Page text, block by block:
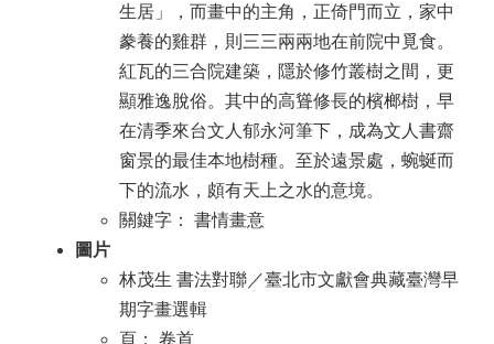
生居」，而畫中的主角，正倚門而立，家中
豢養的雞群，則三三兩兩地在前院中覓食。
紅瓦的三合院建築，隱於修竹叢樹之間，更
顯雅逸脫俗。其中的高聳修長的檳榔樹，早
在清季來台文人郁永河筆下，成為文人書齋
窗景的最佳本地樹種。至於遠景處，蜿蜒而
下的流水，頗有天上之水的意境。
關鍵字： 書情畫意
圖片
林茂生 書法對聯／臺北市文獻會典藏臺灣早
期字畫選輯
頁： 卷首